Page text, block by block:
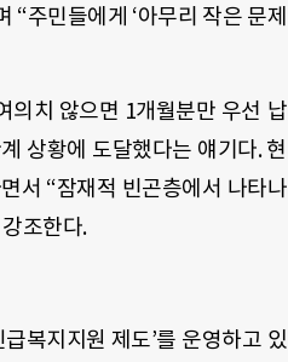
주민들에게 ‘아무리 작은 문제
의치 않으면 1개월분만 우선 납
상황에 도달했다는 얘기다. 현
서 “잠재적 빈곤층에서 나타나
조한다.
복지지원 제도’를 운영하고 있